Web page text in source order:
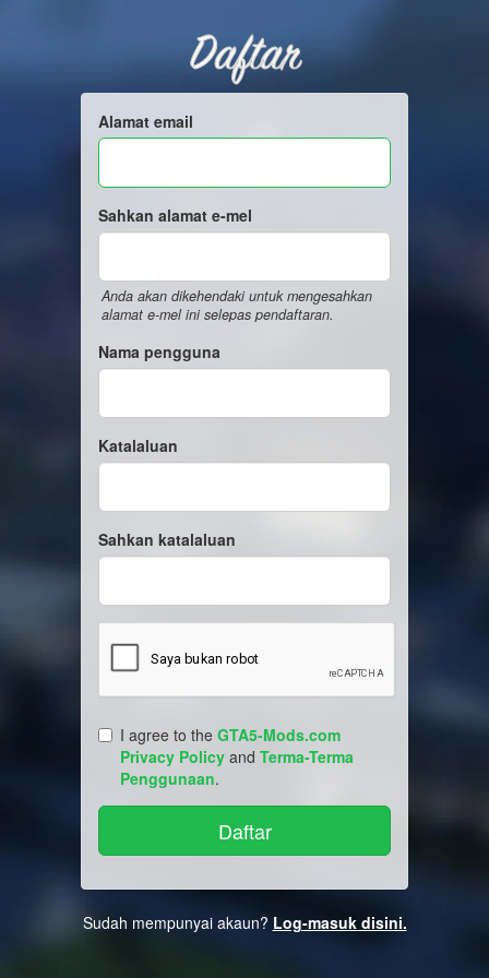
Daftar
Alamat email
Sahkan alamat e-mel
Anda akan dikehendaki untuk mengesahkan
alamat e-mel ini selepas pendaftaran.
Nama pengguna
Katalaluan
Sahkan katalaluan
I agree to the GTA5-Mods.com
Privacy Policy and Terma-Terma
Penggunaan.
Sudah mempunyai akaun? Log-masuk disini.